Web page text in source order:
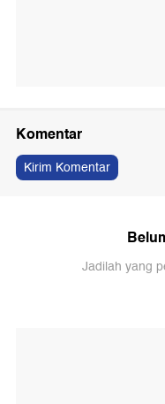
Komentar
Kirim Komentar
Jadilah yang